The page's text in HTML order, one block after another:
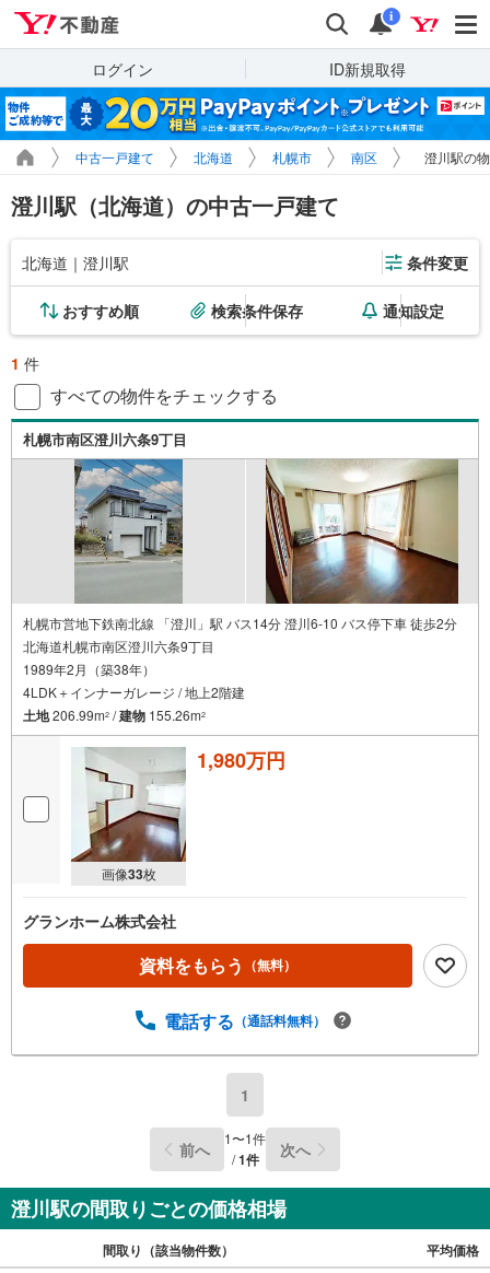
検索 通知
i
ログイン ID新規取得
中古一戸建て 北海道 札幌市 南区 澄川駅の
澄川駅（北海道）の中古一戸建て
北海道｜澄川駅 条件変更
おすすめ順 検索条件保存 通知設定
1 件
すべての物件をチェックする
札幌市南区澄川六条9丁目
札幌市営地下鉄南北線 「澄川」駅 バス14分 澄川6-10 バス停下車 徒歩2分
北海道札幌市南区澄川六条9丁目
1989年2月（築38年）
4LDK＋インナーガレージ / 地上2階建
土地206.99m2 /建物 155.26m2
画像33枚
1,980万円
グランホーム株式会社
資料をもらう （無料）
電話する （通話料無料）
1
前へ 1〜1件
/1件 次へ
澄川駅の間取りごとの価格相場
間取り（該当物件数） 平均価格